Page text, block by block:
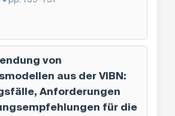
von
aus der VIBN:
Anforderungen
für die